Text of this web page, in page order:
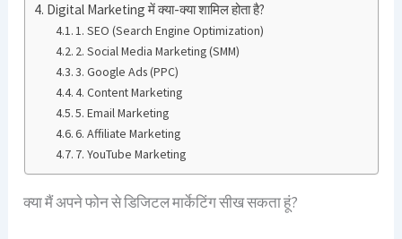
Digital Marketing में क्या-क्या शामिल होता है?
1. SEO (Search Engine Optimization)
2. Social Media Marketing (SMM)
3. Google Ads (PPC)
4. Content Marketing
5. Email Marketing
6. Affiliate Marketing
7. YouTube Marketing
क्या मैं अपने फोन से डिजिटल मार्केटिंग सीख सकता हूं?